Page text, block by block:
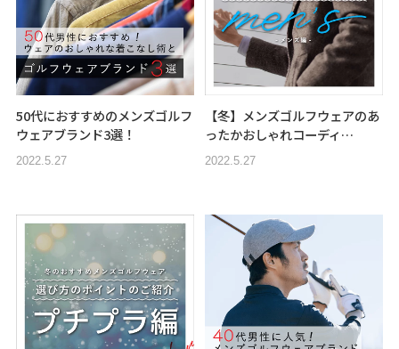
50代におすすめのメンズゴルフ
ウェアブランド3選！
2022.5.27
【冬】メンズゴルフウェアのあ
ったかおしゃれコーディ…
2022.5.27